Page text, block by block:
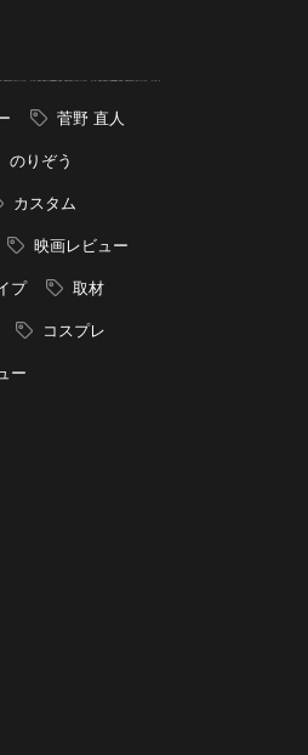
菅野 直人
のりぞう
カスタム
映画レビュー
プ 取材
コスプレ
ー